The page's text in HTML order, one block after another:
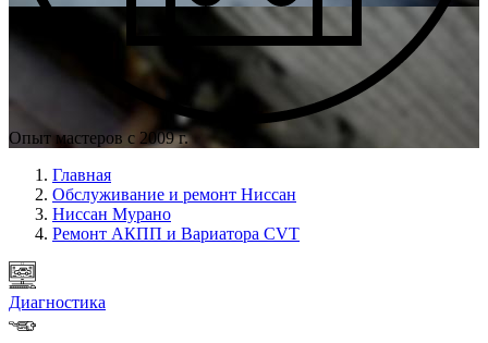
Опыт мастеров с 2009 г.
Главная
Обслуживание и ремонт Ниссан
Ниссан Мурано
Ремонт АКПП и Вариатора CVT
Диагностика